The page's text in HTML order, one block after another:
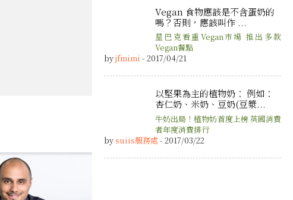
Vegan 食物應該是不含蛋奶的
嗎？否則，應該叫作 ...
星巴克看重Vegan市場 推出多款
Vegan餐點
byjfmimi - 2017/04/21
以堅果為主的植物奶： 例如：
杏仁奶、米奶、豆奶(豆漿...
牛奶出局！植物奶首度上榜 英國消費
者年度消費排行
bysuiis服務處 - 2017/03/22